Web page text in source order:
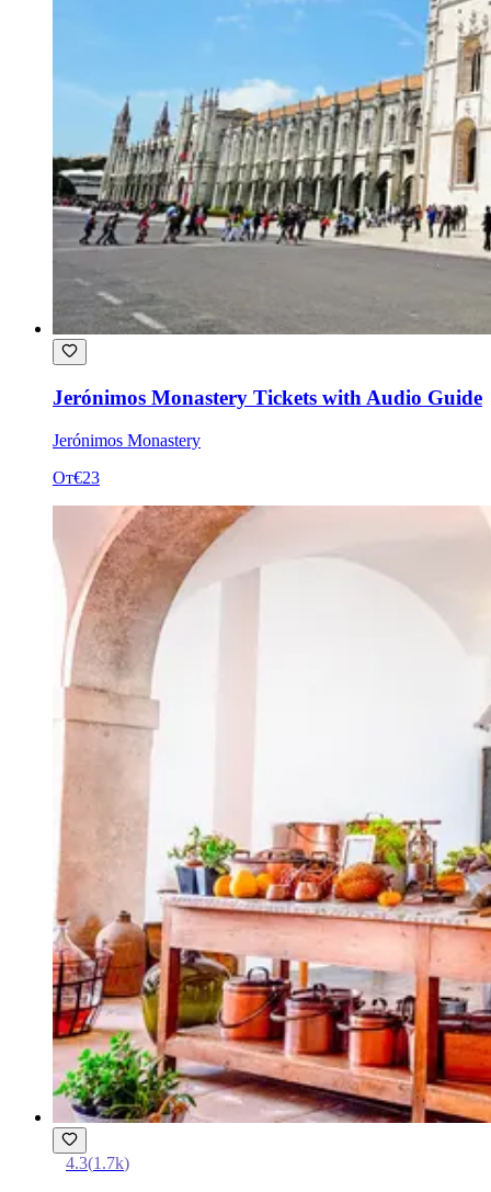
Jerónimos Monastery Tickets with Audio Guide
Jerónimos Monastery
От€23
4.3(1.7k)